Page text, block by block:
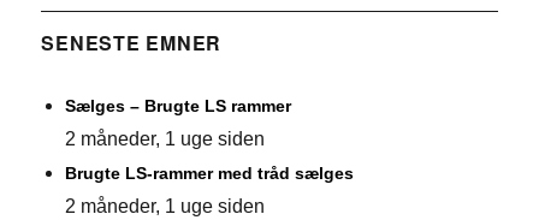
SENESTE EMNER
Sælges – Brugte LS rammer
2 måneder, 1 uge siden
Brugte LS-rammer med tråd sælges
2 måneder, 1 uge siden